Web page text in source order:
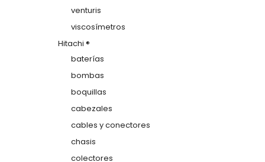
venturis
viscosímetros
Hitachi ®
baterías
bombas
boquillas
cabezales
cables y conectores
chasis
colectores